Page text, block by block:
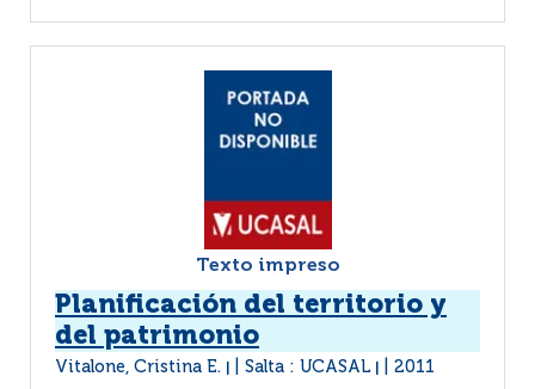
Texto impreso
Planificación del territorio y
del patrimonio
Vitalone, Cristina E. Salta : UCASAL 2011